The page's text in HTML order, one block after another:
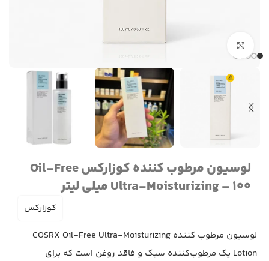
برای بزرگنمایی کلیک کنید
لوسیون مرطوب کننده کوزارکس Oil-Free
Ultra-Moisturizing – 100 میلی لیتر
کوزارکس
لوسیون مرطوب کننده COSRX Oil-Free Ultra-Moisturizing
Lotion یک مرطوب‌کننده سبک و فاقد روغن است که برای